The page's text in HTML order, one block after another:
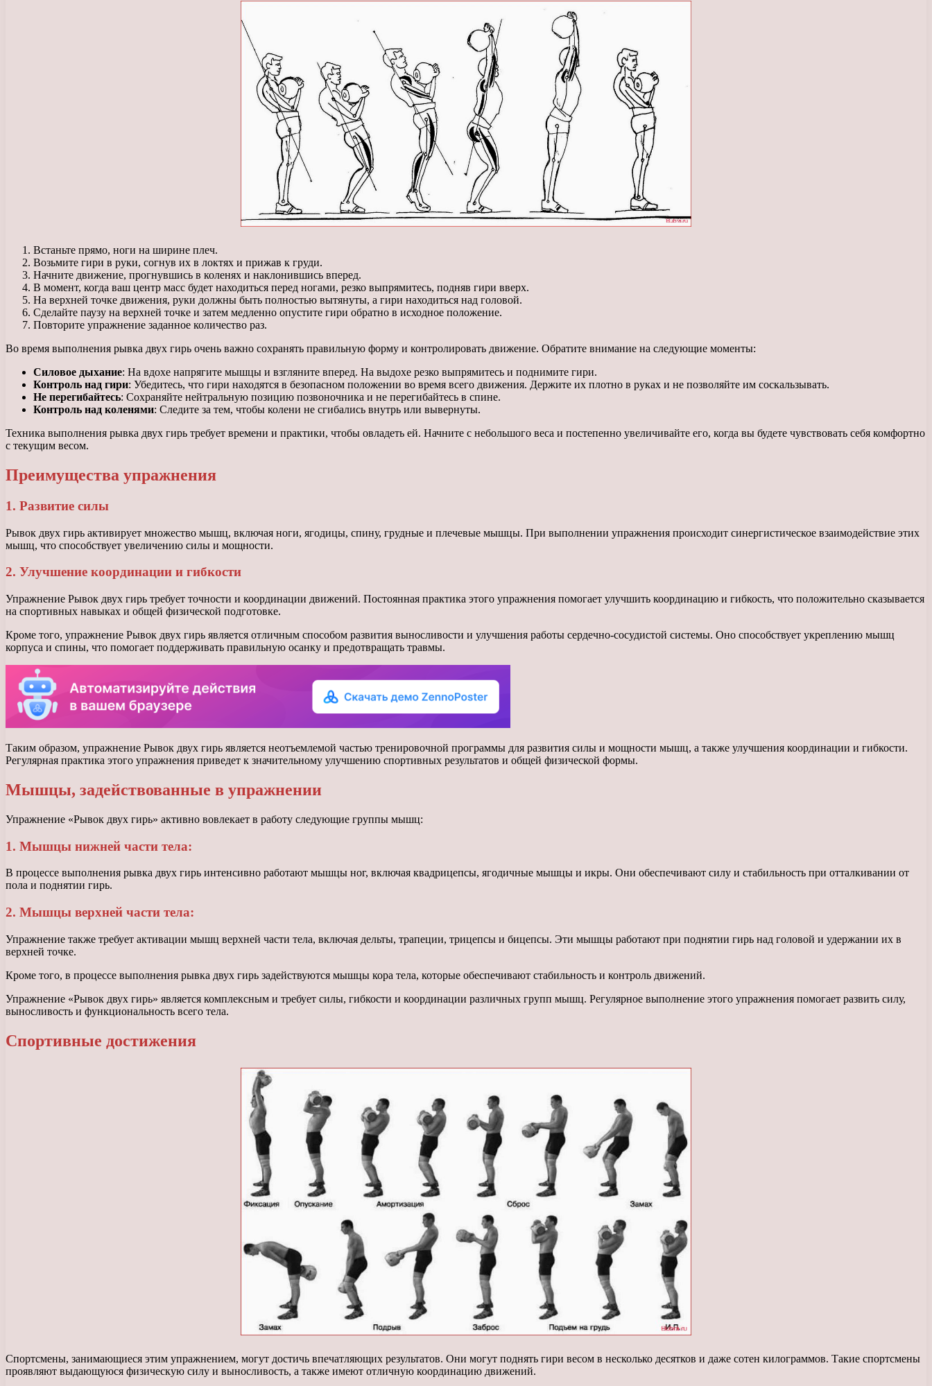
Встаньте прямо, ноги на ширине плеч.
Возьмите гири в руки, согнув их в локтях и прижав к груди.
Начните движение, прогнувшись в коленях и наклонившись вперед.
В момент, когда ваш центр масс будет находиться перед ногами, резко выпрямитесь, подняв гири вверх.
На верхней точке движения, руки должны быть полностью вытянуты, а гири находиться над головой.
Сделайте паузу на верхней точке и затем медленно опустите гири обратно в исходное положение.
Повторите упражнение заданное количество раз.
Во время выполнения рывка двух гирь очень важно сохранять правильную форму и контролировать движение. Обратите внимание на следующие моменты:
Силовое дыхание: На вдохе напрягите мышцы и взгляните вперед. На выдохе резко выпрямитесь и поднимите гири.
Контроль над гири: Убедитесь, что гири находятся в безопасном положении во время всего движения. Держите их плотно в руках и не позволяйте им соскальзывать.
Не перегибайтесь: Сохраняйте нейтральную позицию позвоночника и не перегибайтесь в спине.
Контроль над коленями: Следите за тем, чтобы колени не сгибались внутрь или вывернуты.
Техника выполнения рывка двух гирь требует времени и практики, чтобы овладеть ей. Начните с небольшого веса и постепенно увеличивайте его, когда вы будете чувствовать себя комфортно
с текущим весом.
Преимущества упражнения
1. Развитие силы
Рывок двух гирь активирует множество мышц, включая ноги, ягодицы, спину, грудные и плечевые мышцы. При выполнении упражнения происходит синергистическое взаимодействие этих
мышц, что способствует увеличению силы и мощности.
2. Улучшение координации и гибкости
Упражнение Рывок двух гирь требует точности и координации движений. Постоянная практика этого упражнения помогает улучшить координацию и гибкость, что положительно сказывается
на спортивных навыках и общей физической подготовке.
Кроме того, упражнение Рывок двух гирь является отличным способом развития выносливости и улучшения работы сердечно-сосудистой системы. Оно способствует укреплению мышц
корпуса и спины, что помогает поддерживать правильную осанку и предотвращать травмы.
Таким образом, упражнение Рывок двух гирь является неотъемлемой частью тренировочной программы для развития силы и мощности мышц, а также улучшения координации и гибкости.
Регулярная практика этого упражнения приведет к значительному улучшению спортивных результатов и общей физической формы.
Мышцы, задействованные в упражнении
Упражнение «Рывок двух гирь» активно вовлекает в работу следующие группы мышц:
1. Мышцы нижней части тела:
В процессе выполнения рывка двух гирь интенсивно работают мышцы ног, включая квадрицепсы, ягодичные мышцы и икры. Они обеспечивают силу и стабильность при отталкивании от
пола и поднятии гирь.
2. Мышцы верхней части тела:
Упражнение также требует активации мышц верхней части тела, включая дельты, трапеции, трицепсы и бицепсы. Эти мышцы работают при поднятии гирь над головой и удержании их в
верхней точке.
Кроме того, в процессе выполнения рывка двух гирь задействуются мышцы кора тела, которые обеспечивают стабильность и контроль движений.
Упражнение «Рывок двух гирь» является комплексным и требует силы, гибкости и координации различных групп мышц. Регулярное выполнение этого упражнения помогает развить силу,
выносливость и функциональность всего тела.
Спортивные достижения
Спортсмены, занимающиеся этим упражнением, могут достичь впечатляющих результатов. Они могут поднять гири весом в несколько десятков и даже сотен килограммов. Такие спортсмены
проявляют выдающуюся физическую силу и выносливость, а также имеют отличную координацию движений.